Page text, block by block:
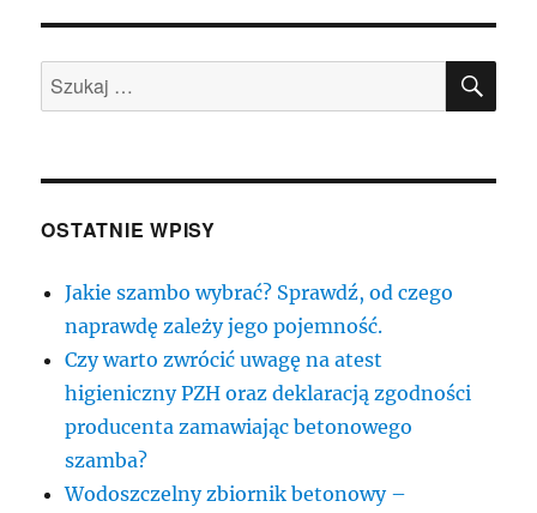
Szukaj:
OSTATNIE WPISY
Jakie szambo wybrać? Sprawdź, od czego
naprawdę zależy jego pojemność.
Czy warto zwrócić uwagę na atest
higieniczny PZH oraz deklaracją zgodności
producenta zamawiając betonowego
szamba?
Wodoszczelny zbiornik betonowy –